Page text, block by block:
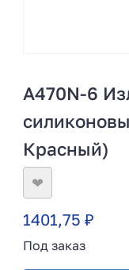
A470N-6
Красный)
❤
1401,75 ₽
Под заказ